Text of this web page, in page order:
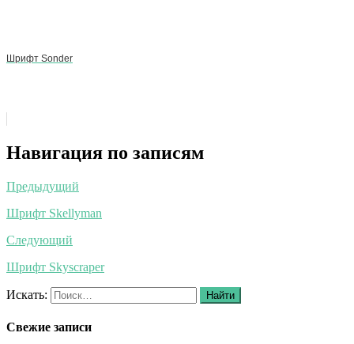
Шрифт Sonder
Навигация по записям
Предыдущий
Шрифт Skellyman
Следующий
Шрифт Skyscraper
Искать: Найти
Свежие записи